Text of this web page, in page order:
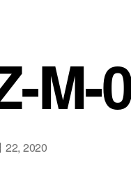
M-
22, 2020